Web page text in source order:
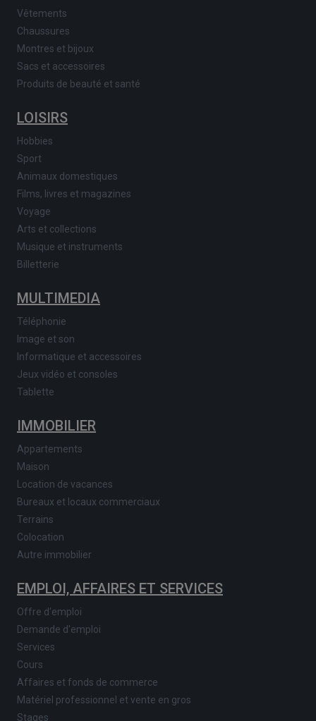
Vêtements
Chaussures
Montres et bijoux
Sacs et accessoires
Produits de beauté et santé
LOISIRS
Hobbies
Sport
Animaux domestiques
Films, livres et magazines
Voyage
Arts et collections
Musique et instruments
Billetterie
MULTIMEDIA
Téléphonie
Image et son
Informatique et accessoires
Jeux vidéo et consoles
Tablette
IMMOBILIER
Appartements
Maison
Location de vacances
Bureaux et locaux commerciaux
Terrains
Colocation
Autre immobilier
EMPLOI, AFFAIRES ET SERVICES
Offre d'emploi
Demande d'emploi
Services
Cours
Affaires et fonds de commerce
Matériel professionnel et vente en gros
Stages